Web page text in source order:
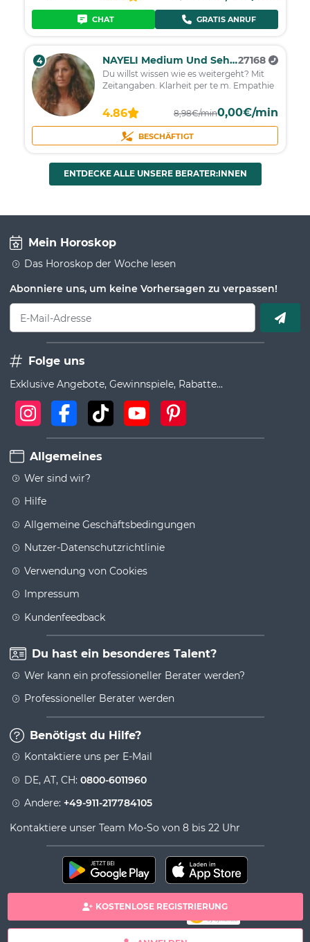
KOSTENLOSE REGISTRIERUNG
CHAT GRATIS ANRUF
4 NAYELI Medium Und Seherin27168
Du willst wissen wie es weitergeht? Mit
Zeitangaben. Klarheit per te m. Empathie
4.86 8,98€/min0,00€/min
BESCHÄFTIGT
ENTDECKE ALLE UNSERE BERATER:INNEN
Mein Horoskop
Das Horoskop der Woche lesen
Abonniere uns, um keine Vorhersagen zu verpassen!
E-Mail-Adresse
Folge uns
Exklusive Angebote, Gewinnspiele, Rabatte...
Allgemeines
Wer sind wir?
Hilfe
Allgemeine Geschäftsbedingungen
Nutzer-Datenschutzrichtlinie
Verwendung von Cookies
Impressum
Kundenfeedback
Du hast ein besonderes Talent?
Wer kann ein professioneller Berater werden?
Professioneller Berater werden
Benötigst du Hilfe?
Kontaktiere uns per E-Mail
DE, AT, CH: 0800-6011960
Andere: +49-911-217784105
Kontaktiere unser Team Mo-So von 8 bis 22 Uhr
100% sichere Zahlung